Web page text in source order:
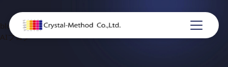
blog
AIブログ